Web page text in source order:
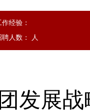
作经验：
聘人数： 人
发展